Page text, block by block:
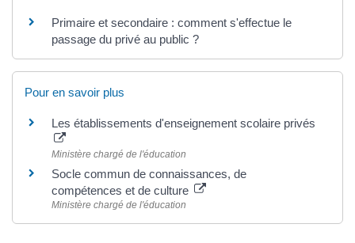
Primaire et secondaire : comment s'effectue le
passage du privé au public ?
Pour en savoir plus
Les établissements d'enseignement scolaire privés
Ministère chargé de l'éducation
Socle commun de connaissances, de
compétences et de culture
Ministère chargé de l'éducation